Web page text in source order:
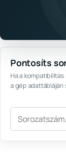
Pontosíts
Ha a
a gép